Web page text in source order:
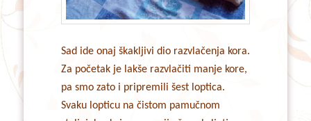
Sad ide onaj škakljivi dio razvlačenja kora.
Za početak je lakše razvlačiti manje kore,
pa smo zato i pripremili šest loptica.
Svaku lopticu na čistom pamučnom